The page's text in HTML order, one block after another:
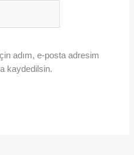
adım, e-posta adresim
kaydedilsin.